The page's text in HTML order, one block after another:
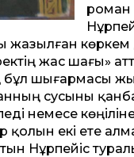
роман
көркем
жас шағы»
шығармасы
сусыны
немесе
қолын екі ете
Нұрпейіс